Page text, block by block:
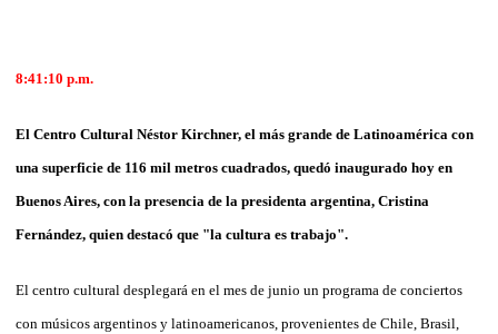
8:41:10 p.m.
El Centro Cultural Néstor Kirchner, el más grande de Latinoamérica con
una superficie de 116 mil metros cuadrados, quedó inaugurado hoy en
Buenos Aires, con la presencia de la presidenta argentina, Cristina
Fernández, quien destacó que "la cultura es trabajo".
El centro cultural desplegará en el mes de junio un programa de conciertos
con músicos argentinos y latinoamericanos, provenientes de Chile, Brasil,